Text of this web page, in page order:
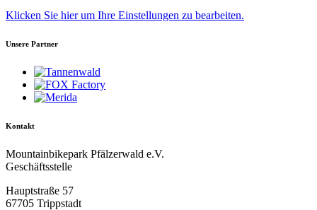
Klicken Sie hier um Ihre Einstellungen zu bearbeiten.
Unsere Partner
Kontakt
Mountainbikepark Pfälzerwald e.V.
Geschäftsstelle
Hauptstraße 57
67705 Trippstadt